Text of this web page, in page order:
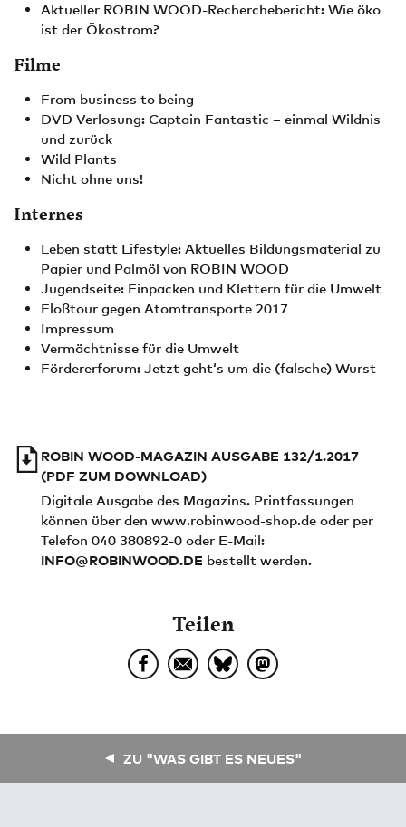
Aktueller ROBIN WOOD-Recherchebericht: Wie öko
ist der Ökostrom?
Filme
From business to being
DVD Verlosung: Captain Fantastic – einmal Wildnis
und zurück
Wild Plants
Nicht ohne uns!
Internes
Leben statt Lifestyle: Aktuelles Bildungsmaterial zu
Papier und Palmöl von ROBIN WOOD
Jugendseite: Einpacken und Klettern für die Umwelt
Floßtour gegen Atomtransporte 2017
Impressum
Vermächtnisse für die Umwelt
Fördererforum: Jetzt geht‘s um die (falsche) Wurst
ROBIN WOOD-MAGAZIN AUSGABE 132/1.2017
(PDF ZUM DOWNLOAD)
Digitale Ausgabe des Magazins. Printfassungen
können über den www.robinwood-shop.de oder per
Telefon 040 380892-0 oder E-Mail:
INFO@ROBINWOOD.DE bestellt werden.
Teilen
ZU "WAS GIBT ES NEUES"